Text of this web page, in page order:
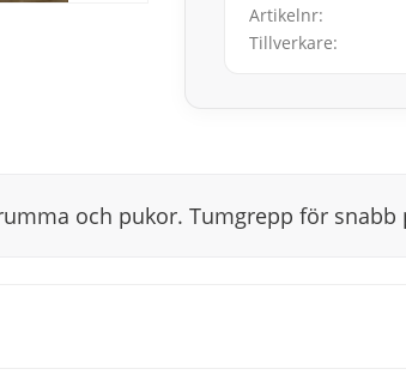
Artikelnr
Tillverkare
och pukor. Tumgrepp för snabb